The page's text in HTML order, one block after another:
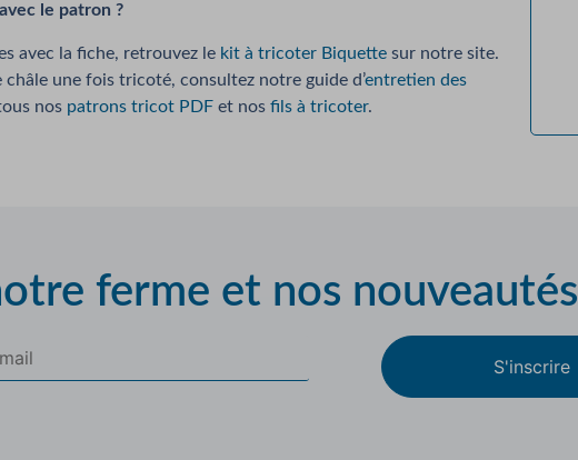
le patron ?
avec la fiche, retrouvez le kit à tricoter Biquettesur notre site.
une fois tricoté, consultez notre guide d’entretien des
nos patrons tricot PDFet nos fils à tricoter.
ferme et nos nouveautés
S'inscrire